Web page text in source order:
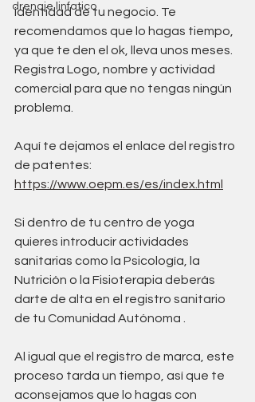
drenaje linfatico
identidad de tu negocio. Te
recomendamos que lo hagas tiempo,
ya que te den el ok, lleva unos meses.
Registra Logo, nombre y actividad
comercial para que no tengas ningún
problema.
Aquí te dejamos el enlace del registro
de patentes:
https://www.oepm.es/es/index.html
Si dentro de tu centro de yoga
quieres introducir actividades
sanitarias como la Psicología, la
Nutrición o la Fisioterapia deberás
darte de alta en el registro sanitario
de tu Comunidad Autónoma .
Al igual que el registro de marca, este
proceso tarda un tiempo, así que te
aconsejamos que lo hagas con